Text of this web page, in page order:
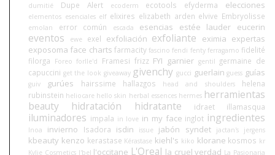
dumitié Dupe Alert ecoderm ecotools efyderma elecciones
elementos esenciales elf elixires elizabeth arden elvive Embryolisse
emolan error común escada esencias estée lauder eucerin
eventos ewe exel exfoliación exfoliante eximia expertas
exposoma face charts farmacity fascino fendi fenty ferragamo fidelité
filorga
Foreo forlle'd Framesi frizz FYI garnier gentil germaine de
capuccini get the look giveaway givenchy gucci guerlain guess guías
guiv gurúes hairssime hallazgos head and shoulders
helena
rubinstein heliocare hello skin herbal essences hermes herramientas
beauty
hidratación hidratante idraet illamasqua
iluminadores impala in love in my face inglot ingredientes
Inoa invierno Isadora isdin issue jabón syndet jactan's jergens
kbeauty kenzo kerastase Kérastase kiehl's kiko klorane kosmos kr
Kylie Cosmetics l'bel l'occitane L'Oreal la cruel verdad La Pasionaria